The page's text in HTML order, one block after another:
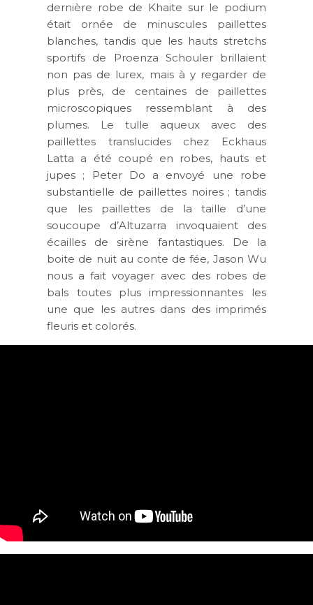
dernière robe de Khaite sur le podium
était ornée de minuscules paillettes
blanches, tandis que les hauts stretchs
sportifs de Proenza Schouler brillaient
non pas de lurex, mais à y regarder de
plus près, de centaines de paillettes
microscopiques ressemblant à des
plumes. Le tulle aqueux avec des
paillettes translucides chez Eckhaus
Latta a été coupé en robes, hauts et
jupes ; Peter Do a envoyé une robe
substantielle de paillettes noires ; tandis
que les paillettes de la taille d’une
soucoupe d’Altuzarra invoquaient des
écailles de sirène fantastiques. De la
boite de nuit au conte de fée, Jason Wu
nous a fait voyager avec des robes de
bals toutes plus impressionnantes les
une que les autres dans des imprimés
fleuris et colorés.